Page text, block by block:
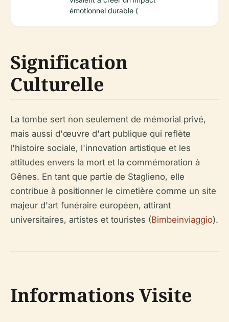
émotionnel durable (
Signification
Culturelle
La tombe sert non seulement de mémorial privé,
mais aussi d'œuvre d'art publique qui reflète
l'histoire sociale, l'innovation artistique et les
attitudes envers la mort et la commémoration à
Gênes. En tant que partie de Staglieno, elle
contribue à positionner le cimetière comme un site
majeur d'art funéraire européen, attirant
universitaires, artistes et touristes (Bimbeinviaggio).
Informations Visite